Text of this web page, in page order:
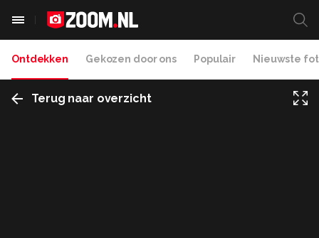
Ontdekken Gekozen door ons Populair Nieuwste
Terug naar overzicht